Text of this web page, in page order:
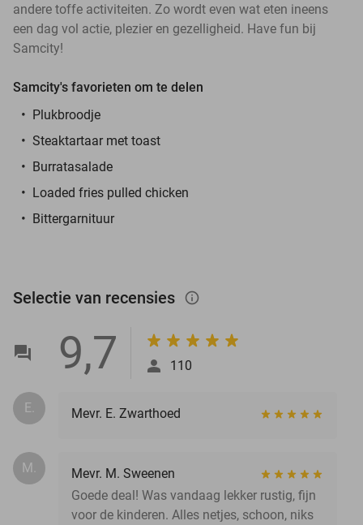
andere toffe activiteiten. Zo wordt even wat eten ineens
een dag vol actie, plezier en gezelligheid. Have fun bij
Samcity!
Samcity's favorieten om te delen
Plukbroodje
Steaktartaar met toast
Burratasalade
Loaded fries pulled chicken
Bittergarnituur
Selectie van recensies info_outlined
9,7 110
E. Mevr. E. Zwarthoed
M.
Mevr. M. Sweenen
Goede deal! Was vandaag lekker rustig, fijn
voor de kinderen. Alles netjes, schoon, niks